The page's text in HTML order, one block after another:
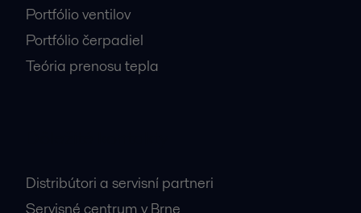
Portfólio ventilov
Portfólio čerpadiel
Teória prenosu tepla
Distribútori a servisní partneri
Servisné centrum v Brne